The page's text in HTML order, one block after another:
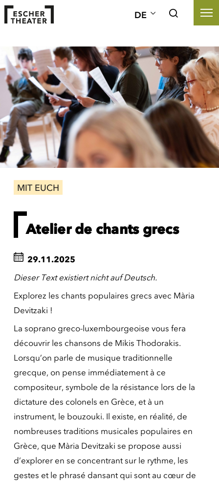
DE
MIT EUCH
Atelier de chants grecs
29.11.2025
Dieser Text existiert nicht auf Deutsch.
Explorez les chants populaires grecs avec Mària
Devitzaki !
La soprano greco-luxembourgeoise vous fera
découvrir les chansons de Mikis Thodorakis.
Lorsqu’on parle de musique traditionnelle
grecque, on pense immédiatement à ce
compositeur, symbole de la résistance lors de la
dictature des colonels en Grèce, et à un
instrument, le bouzouki. Il existe, en réalité, de
nombreuses traditions musicales populaires en
Grèce, que Mària Devitzaki se propose aussi
d’explorer en se concentrant sur le rythme, les
gestes et le phrasé dansant qui sont au cœur de